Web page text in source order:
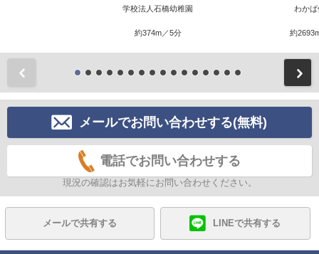
学校法人石橋幼稚園
約374m／5分
わか
約
メールでお問い合わせする(無料)
電話でお問い合わせする
現況の確認はお気軽にお問い合わせください。
メールで共有する LINEで共有する